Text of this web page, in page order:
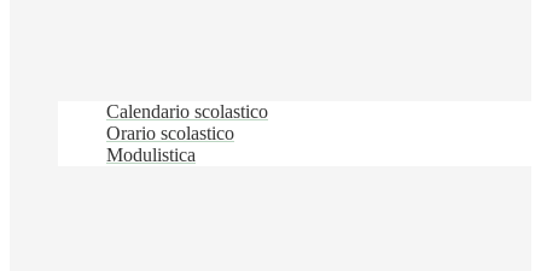
Calendario scolastico
Orario scolastico
Modulistica